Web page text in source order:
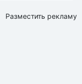
Разместить рекламу